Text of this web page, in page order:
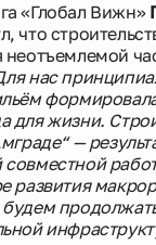
«Глобал Вижн»
что
неотъемлемой
нас
для жизни.
—
совместной
развития